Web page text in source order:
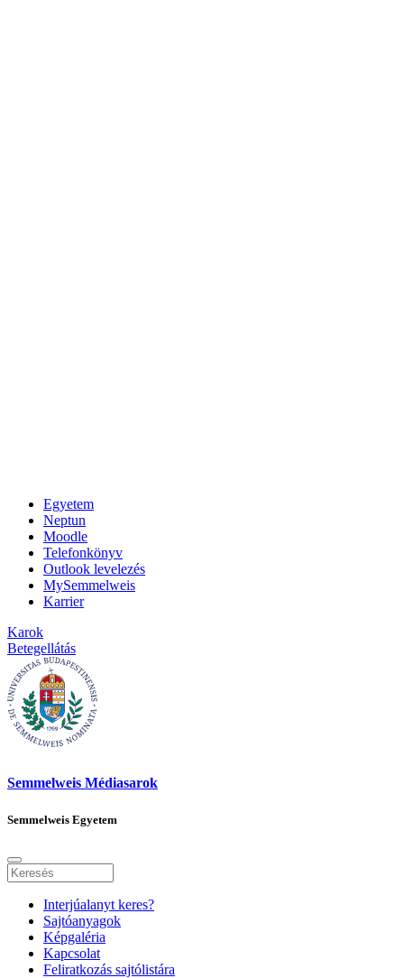
Egyetem
Neptun
Moodle
Telefonkönyv
Outlook levelezés
MySemmelweis
Karrier
Karok
Betegellátás
Semmelweis Médiasarok
Semmelweis Egyetem
Interjúalanyt keres?
Sajtóanyagok
Képgaléria
Kapcsolat
Feliratkozás sajtólistára